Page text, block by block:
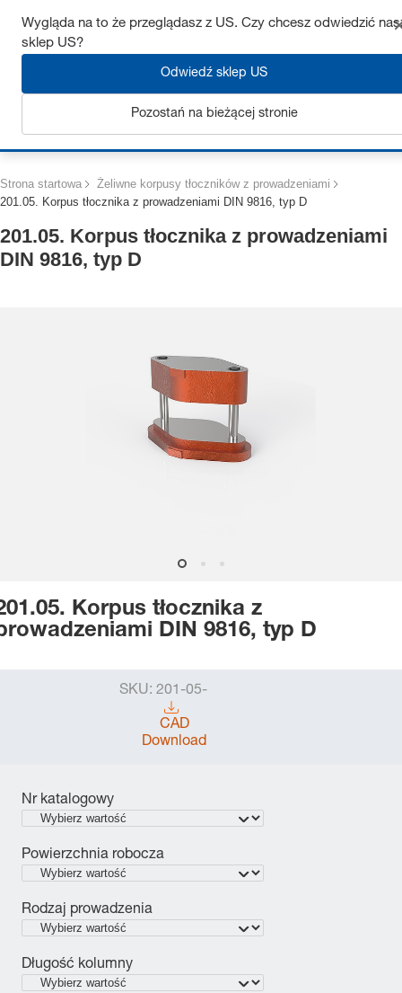
Uzyskaj do 7% zniżki – kliknij tutaj, aby dowiedzieć się więcej
Strona startowa
Żeliwne korpusy tłoczników z prowadzeniami
201.05. Korpus tłocznika z prowadzeniami DIN 9816, typ D
201.05. Korpus tłocznika z prowadzeniami
DIN 9816, typ D
Korpus tłocznika z
DIN 9816, typ D
SKU: 201-05-
CAD
Download
Nr katalogowy
Powierzchnia robocza
Rodzaj prowadzenia
Długość kolumny
Wygląda na to że przeglądasz z US. Czy chcesz odwiedzić
sklep US?
Odwiedź sklep US
Pozostań na bieżącej stronie